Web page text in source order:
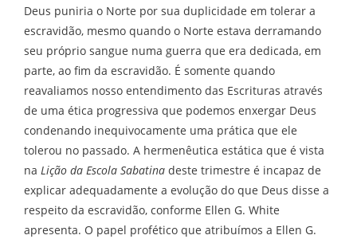
Deus puniria o Norte por sua duplicidade em tolerar a
escravidão, mesmo quando o Norte estava derramando
seu próprio sangue numa guerra que era dedicada, em
parte, ao fim da escravidão. É somente quando
reavaliamos nosso entendimento das Escrituras através
de uma ética progressiva que podemos enxergar Deus
condenando inequivocamente uma prática que ele
tolerou no passado. A hermenêutica estática que é vista
na Lição da Escola Sabatina deste trimestre é incapaz de
explicar adequadamente a evolução do que Deus disse a
respeito da escravidão, conforme Ellen G. White
apresenta. O papel profético que atribuímos a Ellen G.